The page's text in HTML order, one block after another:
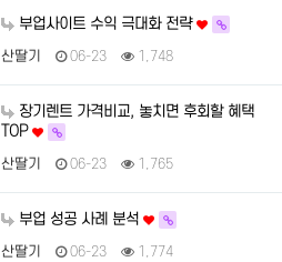
부업사이트 수익 극대화 전략
산딸기 06-23 1,748
장기렌트 가격비교, 놓치면 후회할 혜택
TOP
산딸기 06-23 1,765
부업 성공 사례 분석
산딸기 06-23 1,774